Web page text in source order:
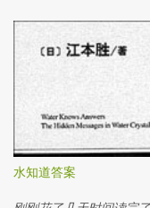
盖了。 青色的霉菌变大
碳（CO2）， 所以造成
皿闻一闻白饭的味道。
酵 的酸味，而坏话培养
验结果，看好话的白饭
波动频率是存在的。我
发出好的波动频率；坏
某种波动频率，此事物
接受了好话的频率，白
具啊！但是偏偏有人就
重要吗？ 网络评分除了
法，最主要是建立有潜
评的分数固然重要！但
常。商家可以通过差评
流，及把错误做好。 差
错，因为人会从错误中
日后的3个月内没有被
水知道答案